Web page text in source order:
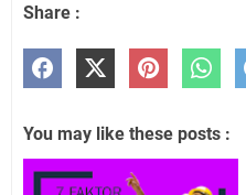
Share :
You may like these posts :